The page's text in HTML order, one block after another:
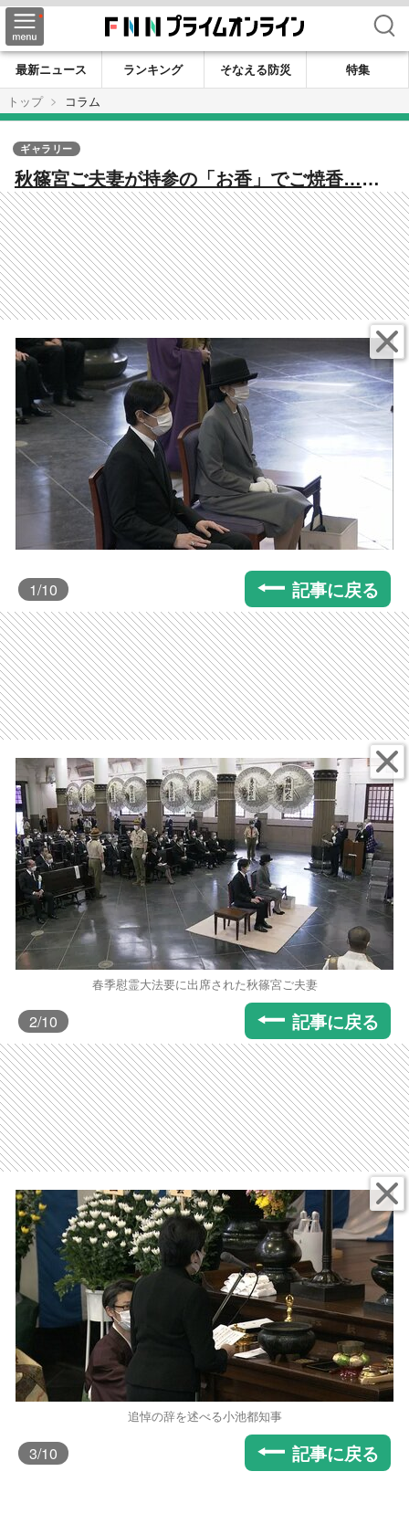
検索
最新ニュース ランキング そなえる防災
特集
トップ
コラム
秋篠宮ご夫妻が持参の「お香」でご焼香…神
道だけではない皇室と仏教の深い縁
ギャラリー
1/10 記事に戻る
春季慰霊大法要に出席された秋篠宮ご夫妻
2/10 記事に戻る
追悼の辞を述べる小池都知事
3/10 記事に戻る